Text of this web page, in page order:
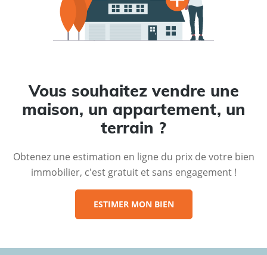
Vous souhaitez vendre une
maison, un appartement, un
terrain ?
Obtenez une estimation en ligne du prix de votre bien
immobilier, c'est gratuit et sans engagement !
ESTIMER MON BIEN